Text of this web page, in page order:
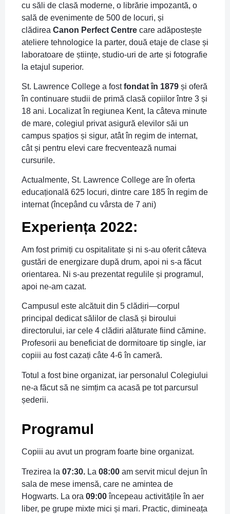
cu săli de clasă moderne, o librărie impozantă, o
sală de evenimente de 500 de locuri, și
clădirea Canon Perfect Centre care adăpostește
ateliere tehnologice la parter, două etaje de clase și
laboratoare de științe, studio-uri de arte și fotografie
la etajul superior.
St. Lawrence College a fostfondat în 1879 și oferă
în continuare studii de primă clasă copiilor între 3 și
18 ani. Localizat în regiunea Kent, la câteva minute
de mare, colegiul privat asigură elevilor săi un
campus spațios și sigur, atât în regim de internat,
cât și pentru elevi care frecventează numai
cursurile.
Actualmente, St. Lawrence College are în oferta
educațională 625 locuri, dintre care 185 în regim de
internat (începând cu vârsta de 7 ani)
Experiența 2022:
Am fost primiți cu ospitalitate și ni s-au oferit câteva
gustări de energizare după drum, apoi ni s-a făcut
orientarea. Ni s-au prezentat regulile și programul,
apoi ne-am cazat.
Campusul este alcătuit din 5 clădiri—corpul
principal dedicat sălilor de clasă și biroului
directorului, iar cele 4 clădiri alăturate fiind cămine.
Profesorii au beneficiat de dormitoare tip single, iar
copiii au fost cazați câte 4-6 în cameră.
Totul a fost bine organizat, iar personalul Colegiului
ne-a făcut să ne simțim ca acasă pe tot parcursul
șederii.
Programul
Copiii au avut un program foarte bine organizat.
Trezirea la 07:30. La 08:00 am servit micul dejun în
sala de mese imensă, care ne amintea de
Hogwarts. La ora 09:00începeau activitățile în aer
liber, pe grupe mixte mici și mari. Practic, dimineața